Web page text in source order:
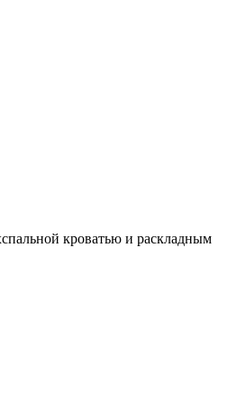
кроватью и раскладным